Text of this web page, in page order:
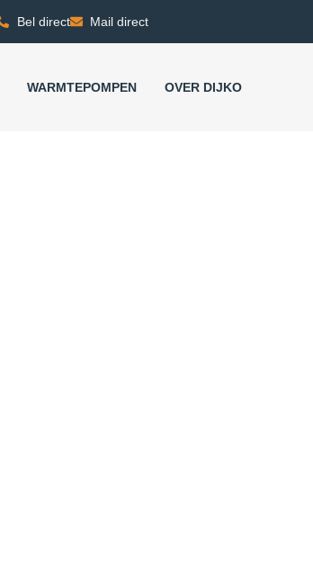
Bel direct Mail direct
WARMTEPOMPEN OVER DIJKO